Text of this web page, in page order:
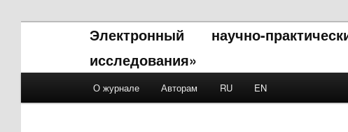
Электронный научно-
исследования»
Skip to primary content
Skip to secondary content
О журнале Авторам RU EN